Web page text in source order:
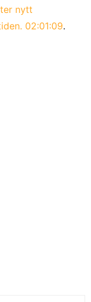
nytt
02:01:09.